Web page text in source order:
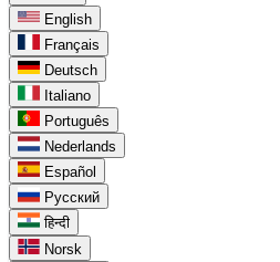
English
Français
Deutsch
Italiano
Português
Nederlands
Español
Русский
हिन्दी
Norsk